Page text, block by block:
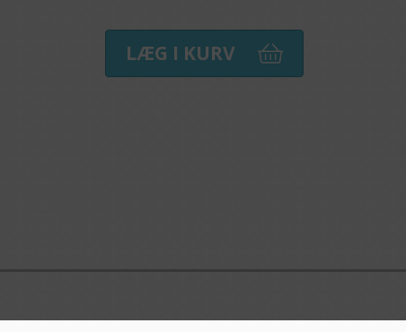
LÆG I KURV